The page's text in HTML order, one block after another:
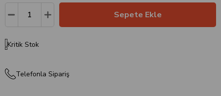
Kritik Stok
Telefonla Sipariş